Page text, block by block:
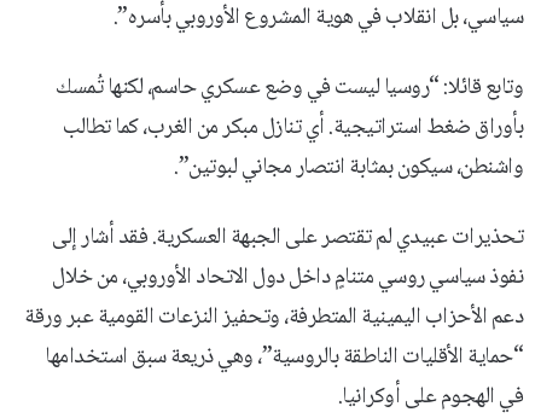
سياسي، بل انقلاب في هوية المشروع الأوروبي بأسره”.
وتابع قائلا: “روسيا ليست في وضع عسكري حاسم، لكنها تُمسك
بأوراق ضغط استراتيجية. أي تنازل مبكر من الغرب، كما تطالب
واشنطن، سيكون بمثابة انتصار مجاني لبوتين”.
تحذيرات عبيدي لم تقتصر على الجبهة العسكرية. فقد أشار إلى
نفوذ سياسي روسي متنامٍ داخل دول الاتحاد الأوروبي، من خلال
دعم الأحزاب اليمينية المتطرفة، وتحفيز النزعات القومية عبر ورقة
“حماية الأقليات الناطقة بالروسية”، وهي ذريعة سبق استخدامها
في الهجوم على أوكرانيا.